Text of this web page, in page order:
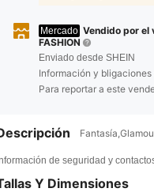
Mercado Vendido por el
FASHION
Enviado desde SHEIN
Información y bligaciones
Para reportar a este
de seguridad y
Y Dimensiones
4,85